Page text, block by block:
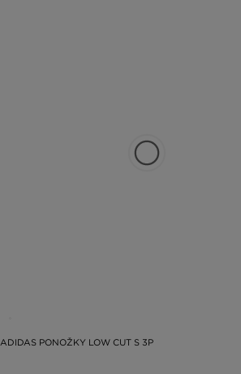
ADIDAS PONOŽKY LOW CUT S 3P